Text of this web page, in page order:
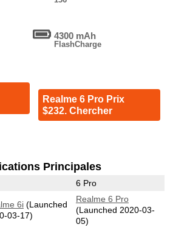
4300 mAh
FlashCharge
Realme 6 Pro Prix
$232. Chercher
Principales
6 Pro
6i(Launched
03-17)
Realme 6 Pro
(Launched 2020-03-
05)